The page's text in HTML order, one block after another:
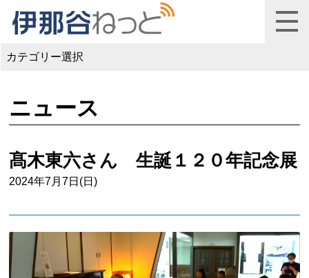
カテゴリー選択
ニュース
髙木東六さん 生誕１２０年記念展
2024年7月7日(日)